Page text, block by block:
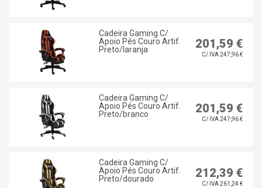
Cadeira Gaming C/
Apoio Pés Couro Artif.
Preto/laranja
201,59 €
C/ IVA 247,96 €
Cadeira Gaming C/
Apoio Pés Couro Artif.
Preto/branco
201,59 €
C/ IVA 247,96 €
Cadeira Gaming C/
Apoio Pés Couro Artif.
Preto/dourado
212,39 €
C/ IVA 261,24 €